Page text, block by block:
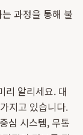
과정을 통해 불
리 알리세요. 대
지고 있습니다.
심 시스템, 무통